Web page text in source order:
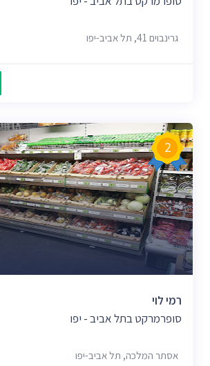
גרינבוים 41, תל אביב-יפו
2
רמי לוי
סופרמרקט בתל אביב - יפו
אסתר המלכה, תל אביב-יפו